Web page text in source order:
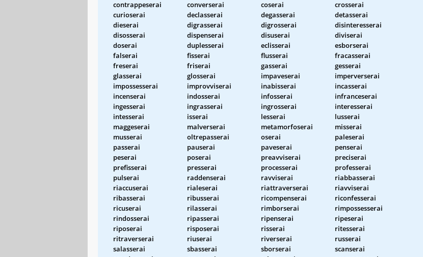
contrappeserai
converserai coserai
crosserai
curioserai
declasserai degasserai
detasserai
dieserai
digrasserai digrosserai
disinteresserai
disosserai
dispenserai disuserai
diviserai
doserai
duplesserai eclisserai
esborserai
falserai
fisserai flusserai
fracasserai
freserai
friserai gasserai
gesserai
glasserai
glosserai impaveserai
imperverserai
impossesserai
improvviserai inabisserai
incasserai
incenserai
indosserai infosserai
infranceserai
ingesserai
ingrasserai ingrosserai
interesserai
intesserai
isserai lesserai
lusserai
maggeserai
malverserai metamorfoserai
misserai
musserai
oltrepasserai oserai
paleserai
passerai
pauserai paveserai
penserai
peserai
poserai preavviserai
preciserai
prefisserai
presserai processerai
professerai
pulserai
raddenserai ravviserai
riabbasserai
riaccuserai
rialeserai riattraverserai
riavviserai
ribasserai
ribusserai ricompenserai
riconfesserai
ricuserai
rilasserai rimborserai
rimpossesserai
rindosserai
ripasserai ripenserai
ripeserai
riposerai
risposerai risserai
ritesserai
ritraverserai
riuserai riverserai
russerai
salasserai
sbasserai sborserai
scanserai